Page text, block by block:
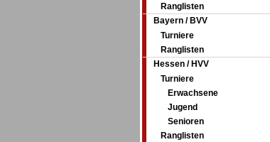
Ranglisten
Bayern / BVV
Turniere
Ranglisten
Hessen / HVV
Turniere
Erwachsene
Jugend
Senioren
Ranglisten